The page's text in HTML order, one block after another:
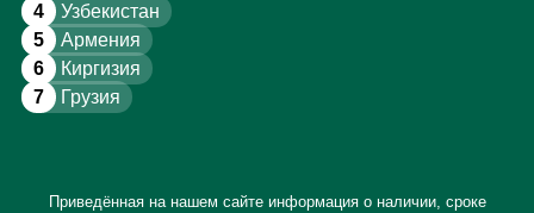
4 Узбекистан
5 Армения
6 Киргизия
7 Грузия
Приведённая на нашем сайте информация о наличии, сроке